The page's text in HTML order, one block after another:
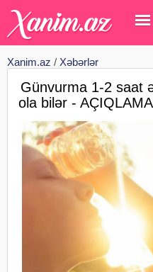
Xanim.az / Xəbərlər
Günvurma 1-2 saat
ola bilər - AÇIQLAMA